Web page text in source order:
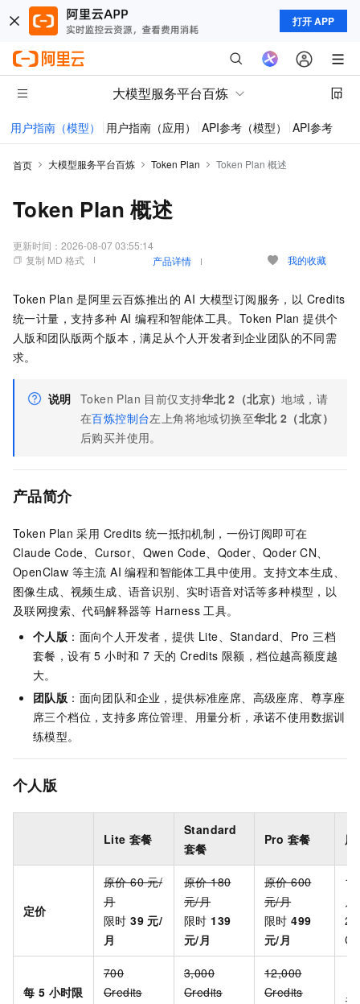
打开 APP
大模型服务平台百炼
用户指南（模型） 用户指南（应用） API参考（模型） API参考（应
首页 大模型服务平台百炼 Token Plan Token Plan 概述
Token Plan 概述
更新时间： 2026-08-07 03:55:14
复制 MD 格式
产品详情 我的收藏
Token Plan 是阿里云百炼推出的 AI 大模型订阅服务，以 Credits
统一计量，支持多种 AI 编程和智能体工具。Token Plan 提供个
人版和团队版两个版本，满足从个人开发者到企业团队的不同需
求。
说明 Token Plan 目前仅支持华北 2（北京）地域，请
在百炼控制台左上角将地域切换至华北 2（北京）
后购买并使用。
产品简介
Token Plan 采用 Credits 统一抵扣机制，一份订阅即可在
Claude Code、Cursor、Qwen Code、Qoder、Qoder CN、
OpenClaw 等主流 AI 编程和智能体工具中使用。支持文本生成、
图像生成、视频生成、语音识别、实时语音对话等多种模型，以
及联网搜索、代码解释器等 Harness 工具。
个人版 ：面向个人开发者，提供 Lite、Standard、Pro 三档
套餐，设有 5 小时和 7 天的 Credits 限额，档位越高额度越
大。
团队版 ：面向团队和企业，提供标准座席、高级座席、尊享座
席三个档位，支持多席位管理、用量分析，承诺不使用数据训
练模型。
个人版
Lite 套餐
Standard
套餐
Pro 套餐 用
定价
原价 60 元/
月
限时39 元/
月
原价 180
元/月
限时 139
元/月
原价 600
元/月
限时499
元/月
月
每 5 小时限
700
Credits
3,000
Credits
12,000
Credits